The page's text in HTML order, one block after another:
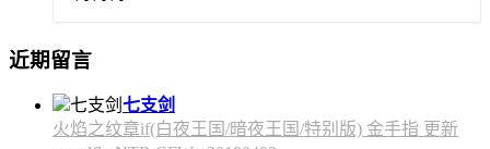
近期留言
七支剑
火焰之纹章if(白夜王国/暗夜王国/特别版) 金手指 更新